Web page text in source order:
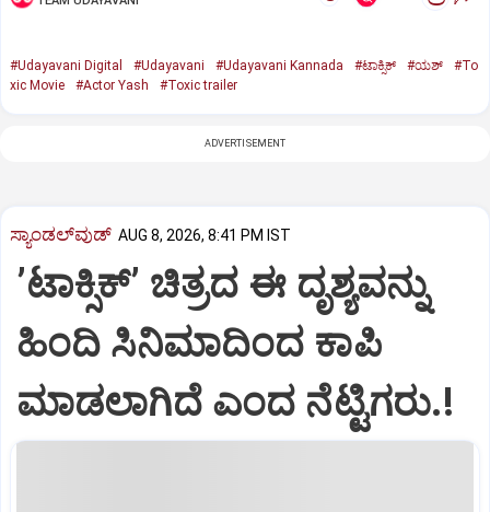
#Udayavani Digital #Udayavani #Udayavani Kannada #ಟಾಕ್ಸಿಕ್‌ #ಯಶ್‌
#To
xic Movie
#Actor Yash #Toxic trailer
ADVERTISEMENT
ಸ್ಯಾಂಡಲ್‌ವುಡ್‌ AUG 8, 2026, 8:41 PM IST
ʼಟಾಕ್ಸಿಕ್‌ʼ ಚಿತ್ರದ ಈ ದೃಶ್ಯವನ್ನು
ಹಿಂದಿ ಸಿನಿಮಾದಿಂದ ಕಾಪಿ
ಮಾಡಲಾಗಿದೆ ಎಂದ ನೆಟ್ಟಿಗರು.!